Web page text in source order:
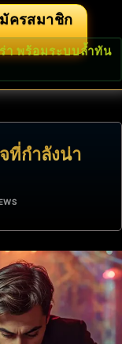
ครสมาชิก
า พร้อมระบบล้ำทัน
ที่กำลังน่า